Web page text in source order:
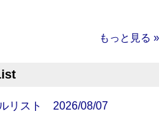
もっと見る »
リスト 2026/08/07